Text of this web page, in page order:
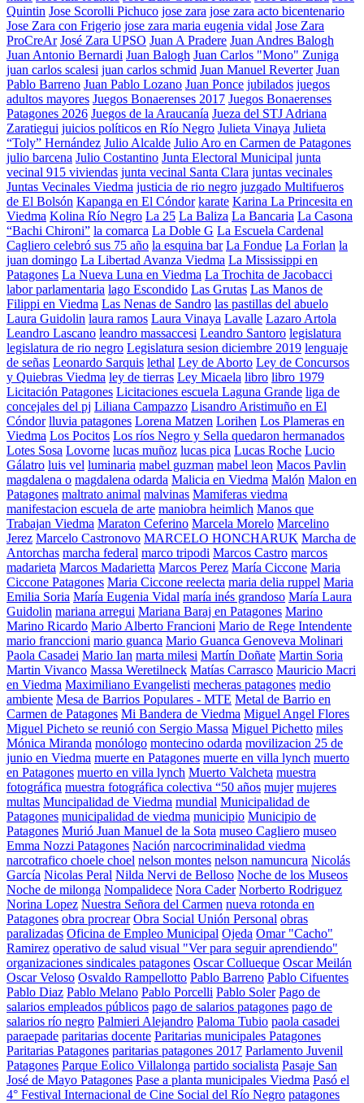
Quintin Jose Scorolli Pichuco jose zara jose zara acto bicentenario
Jose Zara con Frigerio jose zara maria eugenia vidal Jose Zara
ProCreAr José Zara UPSO Juan A Pradere Juan Andres Balogh
Juan Antonio Bernardi Juan Balogh Juan Carlos "Mono" Zuniga
juan carlos scalesi juan carlos schmid Juan Manuel Reverter Juan
Pablo Barreno Juan Pablo Lozano Juan Ponce jubilados juegos
adultos mayores Juegos Bonaerenses 2017 Juegos Bonaerenses
Patagones 2026 Juegos de la Araucanía Jueza del STJ Adriana
Zaratiegui juicios políticos en Río Negro Julieta Vinaya Julieta
“Toly” Hernández Julio Alcalde Julio Aro en Carmen de Patagones
julio barcena Julio Costantino Junta Electoral Municipal junta
vecinal 915 viviendas junta vecinal Santa Clara juntas vecinales
Juntas Vecinales Viedma justicia de rio negro juzgado Multifueros
de El Bolsón Kapanga en El Cóndor karate Karina La Princesita en
Viedma Kolina Río Negro La 25 La Baliza La Bancaria La Casona
“Bachi Chironi” la comarca La Doble G La Escuela Cardenal
Cagliero celebró sus 75 año la esquina bar La Fondue La Forlan la
juan domingo La Libertad Avanza Viedma La Mississippi en
Patagones La Nueva Luna en Viedma La Trochita de Jacobacci
labor parlamentaria lago Escondido Las Grutas Las Manos de
Filippi en Viedma Las Nenas de Sandro las pastillas del abuelo
Laura Guidolin laura ramos Laura Vinaya Lavalle Lazaro Artola
Leandro Lascano leandro massaccesi Leandro Santoro legislatura
legislatura de rio negro Legislatura sesion diciembre 2019 lenguaje
de señas Leonardo Sarquis lethal Ley de Aborto Ley de Concursos
y Quiebras Viedma ley de tierras Ley Micaela libro libro 1979
Licitación Patagones Licitaciones escuela Laguna Grande liga de
concejales del pj Liliana Campazzo Lisandro Aristimuño en El
Cóndor lluvia patagones Lorena Matzen Lorihen Los Plameras en
Viedma Los Pocitos Los ríos Negro y Sella quedaron hermanados
Lotes Sosa Lovorne lucas muñoz lucas pica Lucas Roche Lucio
Gálatro luis vel luminaria mabel guzman mabel leon Macos Pavlin
magdalena o magdalena odarda Malicia en Viedma Malón Malon en
Patagones maltrato animal malvinas Mamiferas viedma
manifestacion escuela de arte maniobra heimlich Manos que
Trabajan Viedma Maraton Ceferino Marcela Morelo Marcelino
Jerez Marcelo Castronovo MARCELO HONCHARUK Marcha de
Antorchas marcha federal marco tripodi Marcos Castro marcos
madarieta Marcos Madarietta Marcos Perez María Ciccone Maria
Ciccone Patagones Maria Ciccone reelecta maria delia ruppel Maria
Emilia Soria María Eugenia Vidal maría inés grandoso María Laura
Guidolin mariana arregui Mariana Baraj en Patagones Marino
Marino Ricardo Mario Alberto Francioni Mario de Rege Intendente
mario franccioni mario guanca Mario Guanca Genoveva Molinari
Paola Casadei Mario Ian marta milesi Martín Doñate Martin Soria
Martin Vivanco Massa Weretilneck Matías Carrasco Mauricio Macri
en Viedma Maximiliano Evangelisti mecheras patagones medio
ambiente Mesa de Barrios Populares - MTE Metal de Barrio en
Carmen de Patagones Mi Bandera de Viedma Miguel Angel Flores
Miguel Picheto se reunió con Sergio Massa Miguel Pichetto miles
Mónica Miranda monólogo montecino odarda movilizacion 25 de
junio en Viedma muerte en Patagones muerte en villa lynch muerto
en Patagones muerto en villa lynch Muerto Valcheta muestra
fotográfica muestra fotográfica colectiva “50 años mujer mujeres
multas Muncipalidad de Viedma mundial Municipalidad de
Patagones municipalidad de viedma municipio Municipio de
Patagones Murió Juan Manuel de la Sota museo Cagliero museo
Emma Nozzi Patagones Nación narcocriminalidad viedma
narcotrafico choele choel nelson montes nelson namuncura Nicolás
García Nicolas Peral Nilda Nervi de Belloso Noche de los Museos
Noche de milonga Nompalidece Nora Cader Norberto Rodriguez
Norina Lopez Nuestra Señora del Carmen nueva rotonda en
Patagones obra procrear Obra Social Unión Personal obras
paralizadas Oficina de Empleo Municipal Ojeda Omar "Cacho"
Ramirez operativo de salud visual "Ver para seguir aprendiendo"
organizaciones sindicales patagones Oscar Collueque Oscar Meilán
Oscar Veloso Osvaldo Rampellotto Pablo Barreno Pablo Cifuentes
Pablo Diaz Pablo Melano Pablo Porcelli Pablo Soler Pago de
salarios empleados públicos pago de salarios patagones pago de
salarios río negro Palmieri Alejandro Paloma Tubio paola casadei
paraepade paritarias docente Paritarias municipales Patagones
Paritarias Patagones paritarias patagones 2017 Parlamento Juvenil
Patagones Parque Eolico Villalonga partido socialista Pasaje San
José de Mayo Patagones Pase a planta municipales Viedma Pasó el
4° Festival Internacional de Cine Social del Río Negro patagones